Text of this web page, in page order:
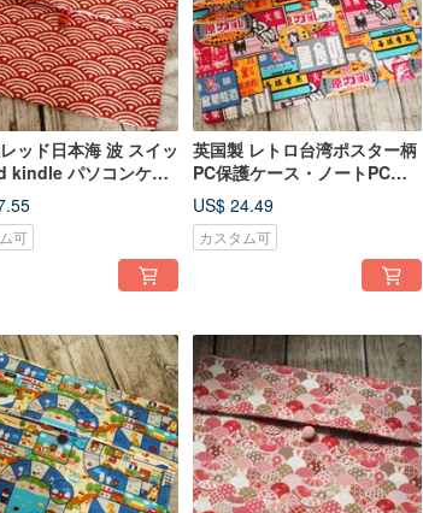
ッド日本海 波 スイッ
kindle パソコンケー
可
英国製 レトロ台湾ポスター柄
PC保護ケース・ノートPCバ
ッグ オーダーメイドサイズ
US$ 24.49
カスタム可